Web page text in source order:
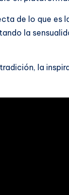
de lo que es
la
la